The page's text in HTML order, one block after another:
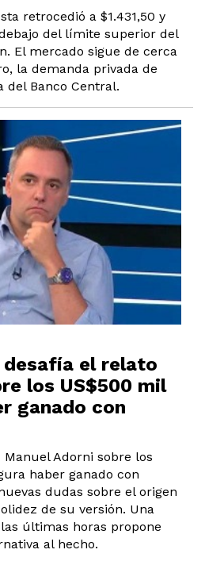
retrocedió a $1.431,50 y
del límite superior del
El mercado sigue de cerca
la demanda privada de
del Banco Central.
el relato
los US$500 mil
ganado con
Adorni sobre los
haber ganado con
dudas sobre el origen
de su versión. Una
últimas horas propone
al hecho.